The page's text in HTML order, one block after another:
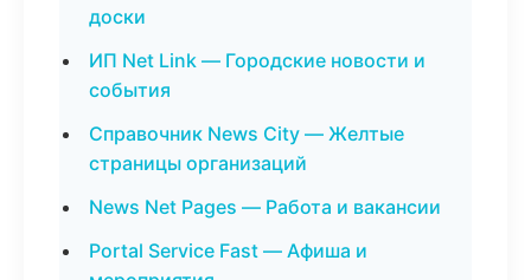
доски
ИП Net Link — Городские новости и
события
Справочник News City — Желтые
страницы организаций
News Net Pages — Работа и вакансии
Portal Service Fast — Афиша и